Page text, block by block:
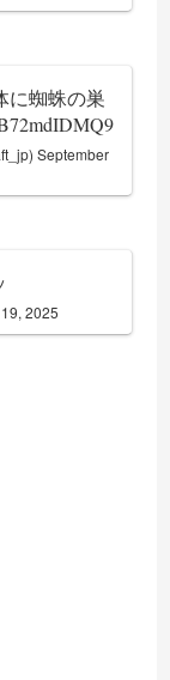
に蜘蛛の巣
September
2025